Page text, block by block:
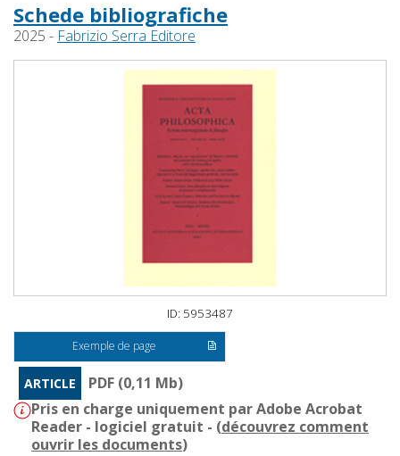
Schede bibliografiche
2025 - Fabrizio Serra Editore
ID: 5953487
Exemple de page
ARTICLE
PDF (0,11 Mb)
Pris en charge uniquement par Adobe Acrobat
Reader - logiciel gratuit - (découvrez comment
ouvrir les documents)